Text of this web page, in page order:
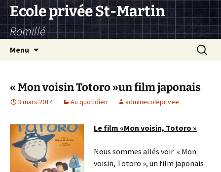
Aller
au
contenu
Ecole privée St-Martin
Romillé
Menu
« Mon voisin Totoro »un film japonais
3 mars 2014 Au quotidien adminecoleprivee
Le film «Mon voisin, Totoro »
Nous sommes allés voir « Mon
voisin, Totoro », un film japonais